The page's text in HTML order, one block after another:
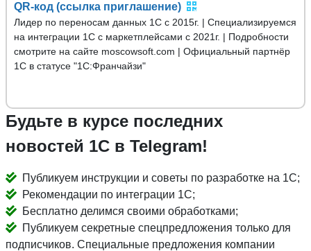
QR-код (ссылка приглашение)
Лидер по переносам данных 1С с 2015г. | Специализируемся
на интеграции 1С с маркетплейсами с 2021г. | Подробности
смотрите на сайте moscowsoft.com | Официальный партнёр
1С в статусе "1С:Франчайзи"
Будьте в курсе последних
новостей 1С в Telegram!
Публикуем инструкции и советы по разработке на 1С;
Рекомендации по интеграции 1С;
Бесплатно делимся своими обработками;
Публикуем секретные спецпредложения только для
подписчиков. Специальные предложения компании